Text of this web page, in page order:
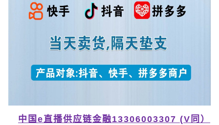
中国e直播供应链金融13306003307 (V同）